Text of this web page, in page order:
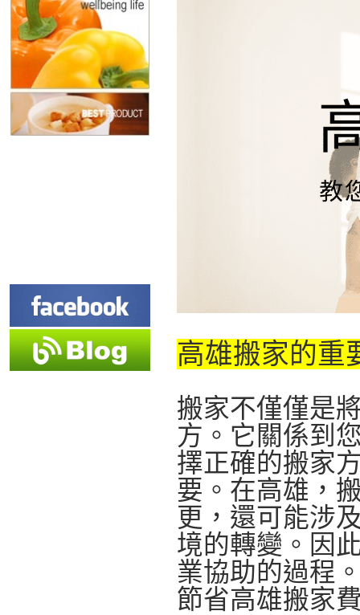
高雄搬家的重
搬家不僅僅是
方。它關係到
擇正確的搬家
要。在高雄，
更，還可能涉
境的轉變。因
業協助的過程
節省高雄搬家